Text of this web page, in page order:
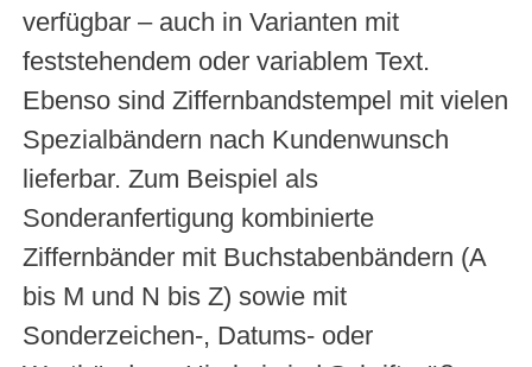
verfügbar – auch in Varianten mit
feststehendem oder variablem Text.
Ebenso sind Ziffernbandstempel mit vielen
Spezialbändern nach Kundenwunsch
lieferbar. Zum Beispiel als
Sonderanfertigung kombinierte
Ziffernbänder mit Buchstabenbändern (A
bis M und N bis Z) sowie mit
Sonderzeichen-, Datums- oder